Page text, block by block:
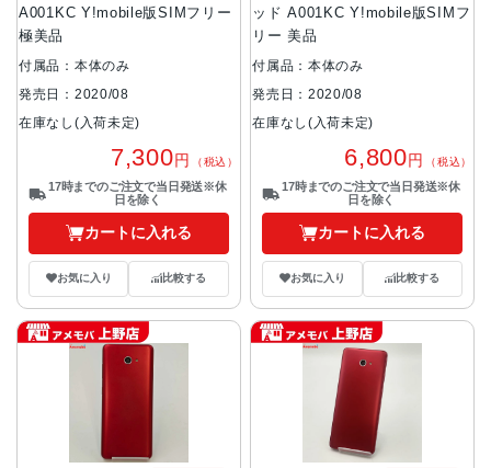
A001KC Y!mobile版SIMフリー
極美品
付属品：本体のみ
発売日：2020/08
在庫なし(入荷未定)
7,300円 （税込）
17時までのご注文で当日発送※休
日を除く
カートに入れる
お気に入り 比較する
ッド A001KC Y!mobile版SIMフ
リー 美品
付属品：本体のみ
発売日：2020/08
在庫なし(入荷未定)
6,800円 （税込）
17時までのご注文で当日発送※休
日を除く
カートに入れる
お気に入り 比較する